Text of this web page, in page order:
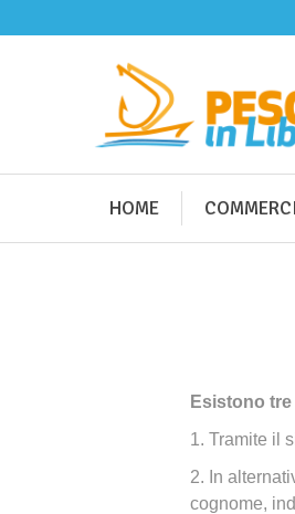
HOME
Esistono
1. Tramite il
2. In
cognome,